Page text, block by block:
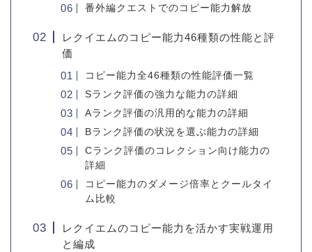
番外編クエストでのコピー能力解放
レクイエムのコピー能力46種類の性能と評
価
コピー能力全46種類の性能評価一覧
Sランク評価の強力な能力の詳細
Aランク評価の汎用的な能力の詳細
Bランク評価の状況を選ぶ能力の詳細
Cランク評価のコレクション向け能力の
詳細
コピー能力のダメージ倍率とクールタイ
ム比較
レクイエムのコピー能力を活かす実戦運用
と編成